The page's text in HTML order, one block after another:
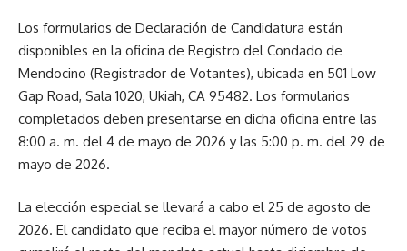
Los formularios de Declaración de Candidatura están
disponibles en la oficina de Registro del Condado de
Mendocino (Registrador de Votantes), ubicada en 501 Low
Gap Road, Sala 1020, Ukiah, CA 95482. Los formularios
completados deben presentarse en dicha oficina entre las
8:00 a. m. del 4 de mayo de 2026 y las 5:00 p. m. del 29 de
mayo de 2026.
La elección especial se llevará a cabo el 25 de agosto de
2026. El candidato que reciba el mayor número de votos